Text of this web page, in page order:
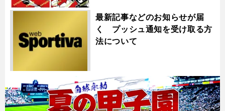
最新記事などのお知らせが届
く プッシュ通知を受け取る方
法について